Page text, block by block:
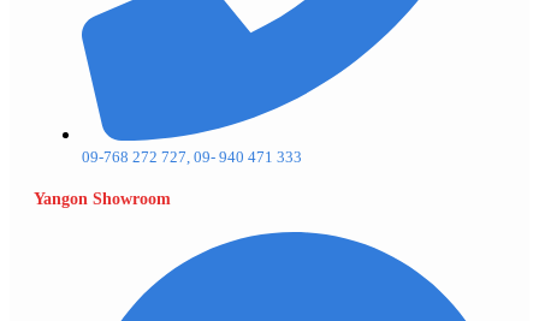
09-768 272 727, 09- 940 471 333
Yangon Showroom